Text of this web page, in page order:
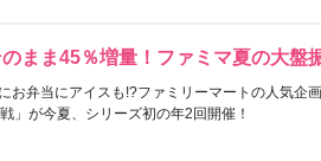
まま45％増量！ファミマ夏の大盤
お弁当にアイスも!?ファミリーマートの人気企
」が今夏、シリーズ初の年2回開催！